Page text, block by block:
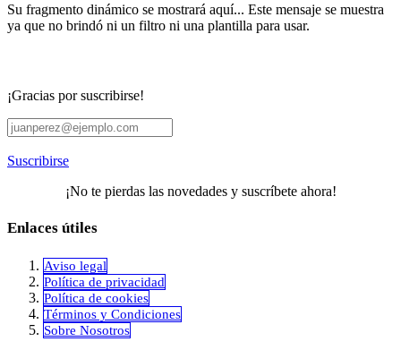
Su fragmento dinámico se mostrará aquí... Este mensaje se muestra
ya que no brindó ni un filtro ni una plantilla para usar.
¡Gracias por suscribirse!
Suscribirse
¡No te pierdas las novedades y suscríbete ahora!
Enlaces útiles
Aviso legal
Política de privacidad
​Política de cookies
Términos y Condiciones
Sobre Nosotros